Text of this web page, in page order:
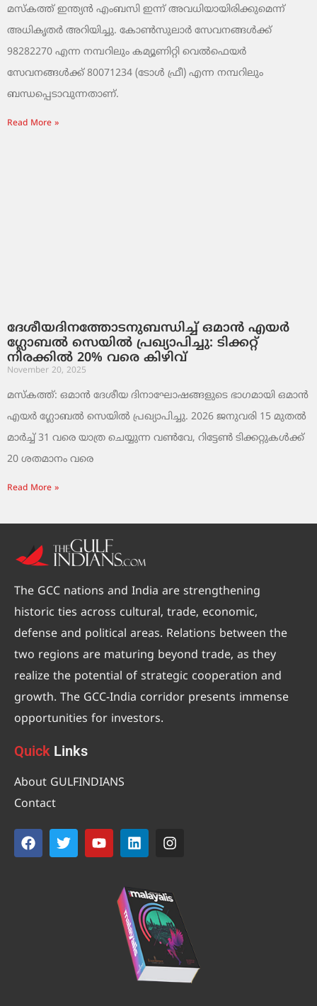
മസ്‌കത്ത് ഇന്ത്യൻ എംബസി ഇന്ന് അവധിയായിരിക്കുമെന്ന്
അധികൃതർ അറിയിച്ചു. കോൺസുലാർ സേവനങ്ങൾക്ക്
98282270 എന്ന നമ്പറിലും കമ്യൂണിറ്റി വെൽഫെയർ
സേവനങ്ങൾക്ക് 80071234 (ടോൾ ഫ്രീ) എന്ന നമ്പറിലും
ബന്ധപ്പെടാവുന്നതാണ്.
Read More »
ദേശീയദിനത്തോടനുബന്ധിച്ച് ഒമാൻ എയർ
ഗ്ലോബൽ സെയിൽ പ്രഖ്യാപിച്ചു: ടിക്കറ്റ്
നിരക്കിൽ 20% വരെ കിഴിവ്
November 20, 2025
മസ്‌കത്ത്: ഒമാൻ ദേശീയ ദിനാഘോഷങ്ങളുടെ ഭാഗമായി ഒമാൻ
എയർ ഗ്ലോബൽ സെയിൽ പ്രഖ്യാപിച്ചു. 2026 ജനുവരി 15 മുതൽ
മാർച്ച് 31 വരെ യാത്ര ചെയ്യുന്ന വൺവേ, റിട്ടേൺ ടിക്കറ്റുകൾക്ക്
20 ശതമാനം വരെ
Read More »
The GCC nations and India are strengthening
historic ties across cultural, trade, economic,
defense and political areas. Relations between the
two regions are maturing beyond trade, as they
realize the potential of strategic cooperation and
growth. The GCC-India corridor presents immense
opportunities for investors.
Quick Links
About GULFINDIANS
Contact